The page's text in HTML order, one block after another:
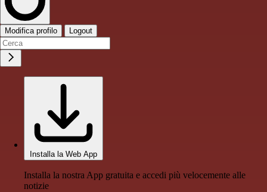
Modifica profilo Logout
Installa la Web App
Installa la nostra App gratuita e accedi più velocemente alle
notizie